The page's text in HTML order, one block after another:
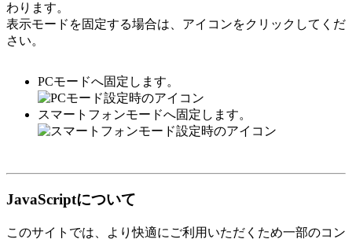
わります。
表示モードを固定する場合は、アイコンをクリックしてくだ
さい。
PCモードへ固定します。
スマートフォンモードへ固定します。
JavaScriptについて
このサイトでは、より快適にご利用いただくため一部のコン